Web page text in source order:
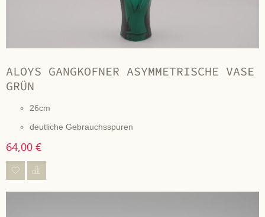
ALOYS GANGKOFNER ASYMMETRISCHE VASE
GRÜN
26cm
deutliche Gebrauchsspuren
64,00 €